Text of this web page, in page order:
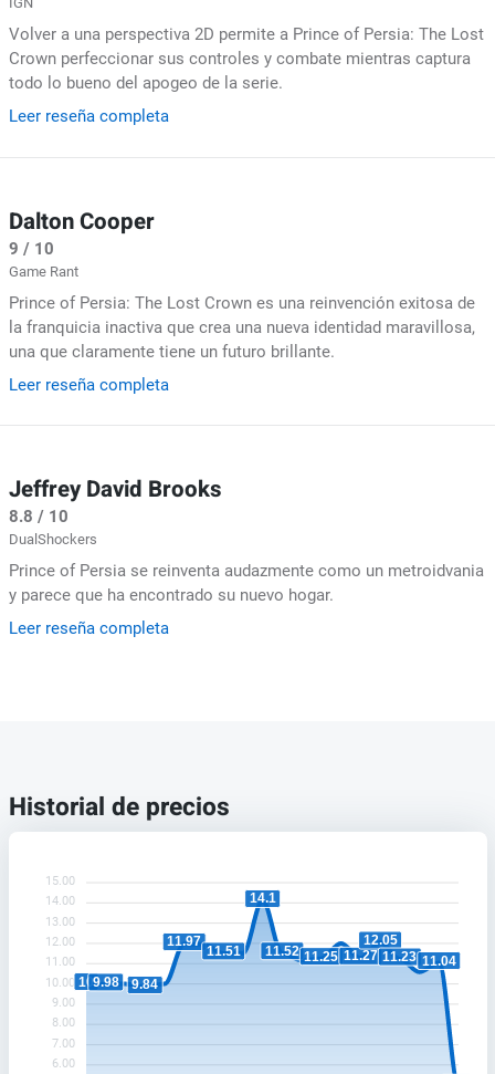
Volver a una perspectiva 2D permite a Prince of Persia: The Lost
Crown perfeccionar sus controles y combate mientras captura
todo lo bueno del apogeo de la serie.
Leer reseña completa
Dalton Cooper
9 / 10
Game Rant
Prince of Persia: The Lost Crown es una reinvención exitosa de
la franquicia inactiva que crea una nueva identidad maravillosa,
una que claramente tiene un futuro brillante.
Leer reseña completa
Jeffrey David Brooks
8.8 / 10
DualShockers
Prince of Persia se reinventa audazmente como un metroidvania
y parece que ha encontrado su nuevo hogar.
Leer reseña completa
Historial de precios
15.00
14.00
13.00
12.00
11.00
10.00
9.00
8.00
7.00
6.00
109.98 9.84
11.97
11.51
14.1
11.52 11.25 11.27
12.05
11.23 11.04